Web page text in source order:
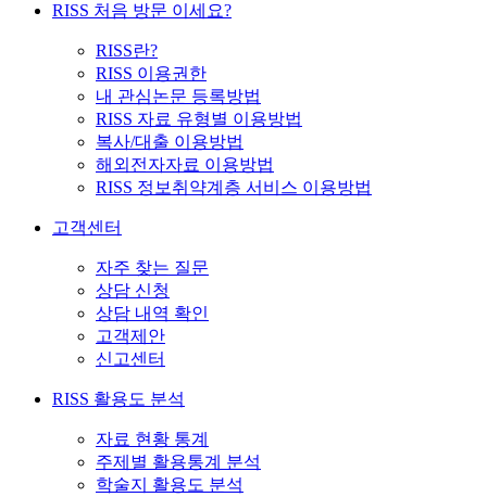
RISS 처음 방문 이세요?
RISS란?
RISS 이용권한
내 관심논문 등록방법
RISS 자료 유형별 이용방법
복사/대출 이용방법
해외전자자료 이용방법
RISS 정보취약계층 서비스 이용방법
고객센터
자주 찾는 질문
상담 신청
상담 내역 확인
고객제안
신고센터
RISS 활용도 분석
자료 현황 통계
주제별 활용통계 분석
학술지 활용도 분석